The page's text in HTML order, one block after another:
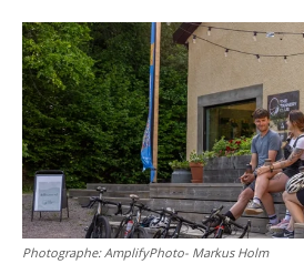
Photographe: AmplifyPhoto- Markus Holm